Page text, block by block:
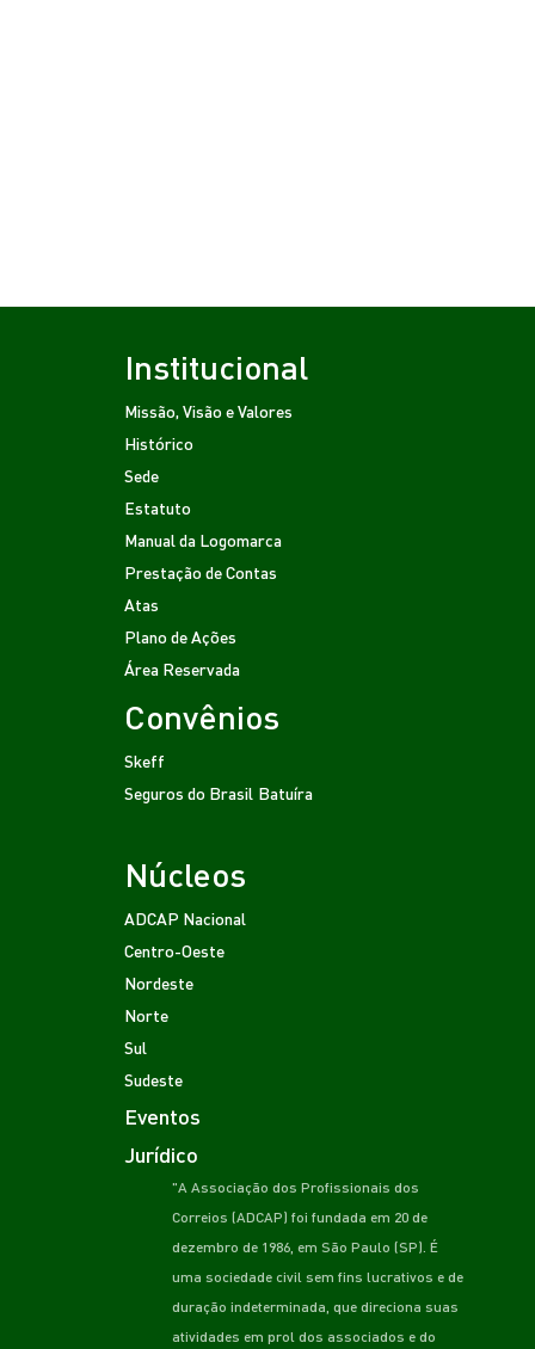
Institucional
Missão, Visão e Valores
Histórico
Sede
Estatuto
Manual da Logomarca
Prestação de Contas
Atas
Plano de Ações
Área Reservada
Convênios
Skeff
Seguros do Brasil Batuíra
Núcleos
ADCAP Nacional
Centro-Oeste
Nordeste
Norte
Sul
Sudeste
Eventos
Jurídico
"A Associação dos Profissionais dos
Correios (ADCAP) foi fundada em 20 de
dezembro de 1986, em São Paulo (SP). É
uma sociedade civil sem fins lucrativos e de
duração indeterminada, que direciona suas
atividades em prol dos associados e do